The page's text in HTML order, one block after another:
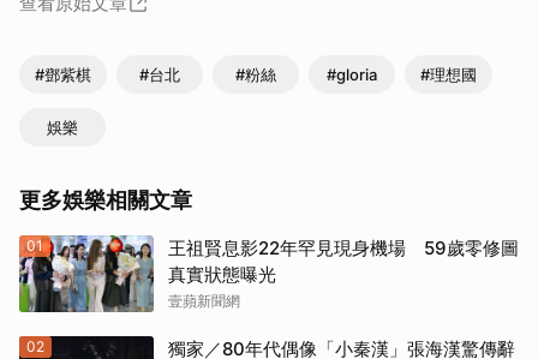
#鄧紫棋 #台北 #粉絲 #gloria #理想國
娛樂
更多娛樂相關文章
01
王祖賢息影22年罕見現身機場 59歲零修圖
真實狀態曝光
壹蘋新聞網
02 獨家／80年代偶像「小秦漢」張海漢驚傳辭